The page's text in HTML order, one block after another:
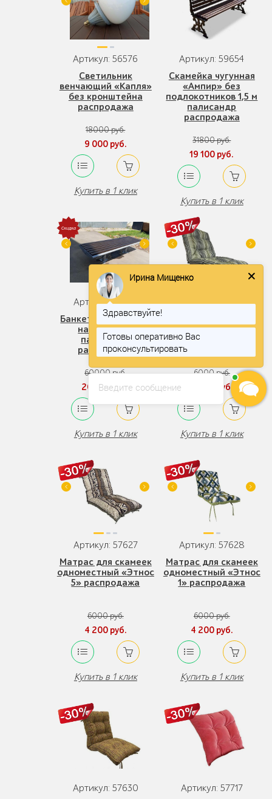
Артикул: 56576
Светильник
венчающий «Капля»
без кронштейна
распродажа
18000 руб.
9 000 руб.
Купить в 1 клик
Артикул: 59654
Скамейка чугунная
«Ампир» без
подлокотников 1,5 м
палисандр
распродажа
31800 руб.
19 100 руб.
Купить в 1 клик
Артикул: 67051
Банкетка «Палермо
натур» 1,8 м
палисандр
распродажа
60000 руб.
20 000 руб.
Купить в 1 клик
Артикул: 57622
одноместный «Этнос
6» распродажа
6000 руб.
4 200 руб.
Купить в 1 клик
Артикул: 57627
Матрас для скамеек
одноместный «Этнос
5» распродажа
6000 руб.
4 200 руб.
Купить в 1 клик
Артикул: 57628
Матрас для скамеек
одноместный «Этнос
1» распродажа
6000 руб.
4 200 руб.
Купить в 1 клик
Артикул: 57630
Артикул: 57717
Введите сообщение
Ирина Мищенко
Здравствуйте!
Готовы оперативно Вас
проконсультировать